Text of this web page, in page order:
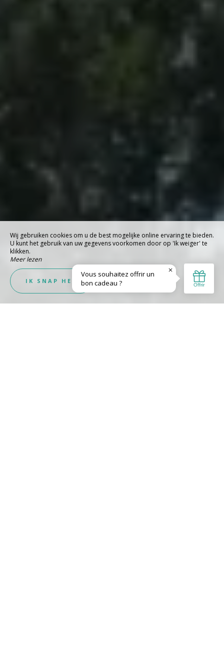
Wij gebruiken cookies om u de best mogelijke online ervaring te bieden.
U kunt het gebruik van uw gegevens voorkomen door op 'Ik weiger' te
klikken.
Meer lezen
IK SNAP HET Ik weiger